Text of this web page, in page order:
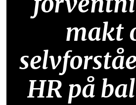
makt
HR på